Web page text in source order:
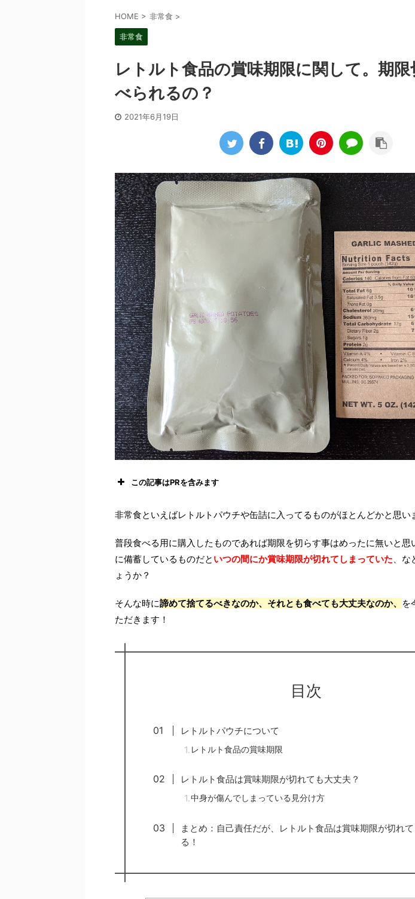
HOME > 非常食 >
非常食
レトルト食品の賞味期限に関して。期
べられるの？
2021年6月19日
この記事はPRを含みます
非常食といえばレトルトパウチや缶詰に入ってるものがほとんどかと思い
普段食べる用に購入したものであれば期限を切らす事はめったに無いと思
に備蓄しているものだと いつの間にか賞味期限が切れてしまっていた、な
ょうか？
そんな時に諦めて捨てるべきなのか、それとも食べても大丈夫なのか、
を
ただきます！
目次
レトルトパウチについて
レトルト食品の賞味期限
レトルト食品は賞味期限が切れても大丈夫？
中身が傷んでしまっている見分け方
まとめ：自己責任だが、レトルト食品は賞味期限が切れ
る！